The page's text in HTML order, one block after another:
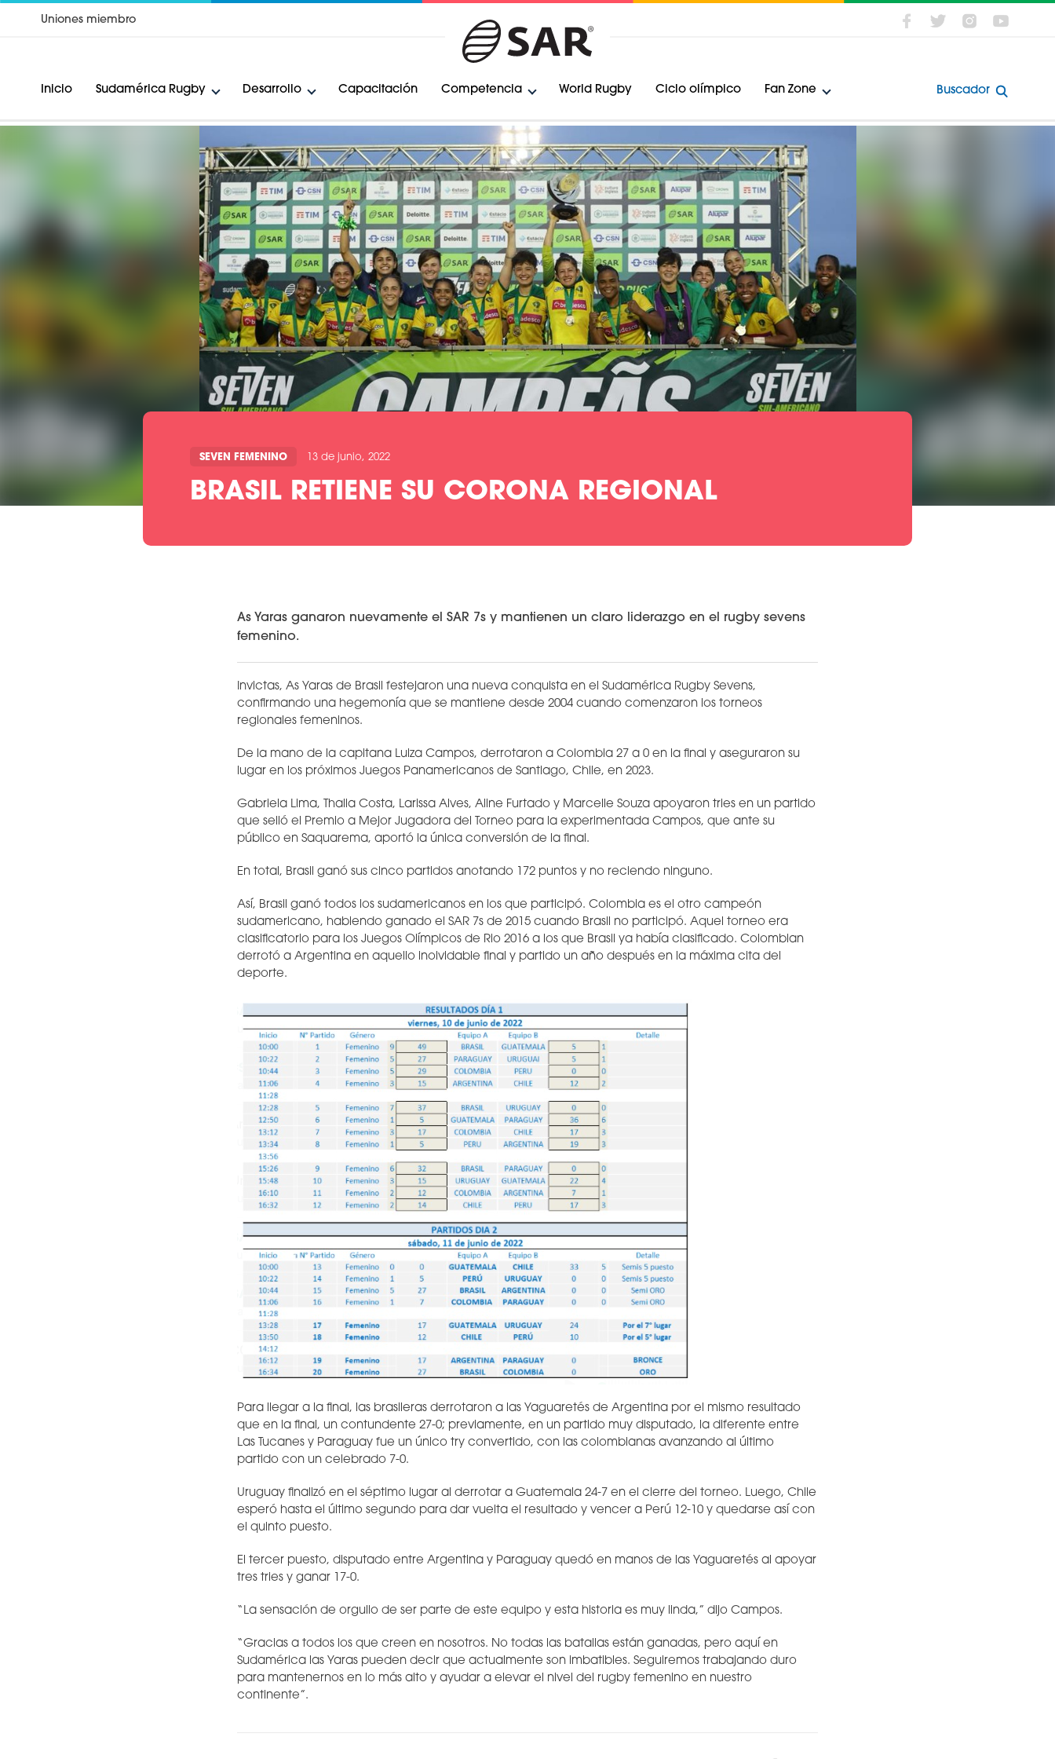
Uniones miembro
Inicio Sudamérica Rugby Desarrollo Capacitación Competencia World Rugby Ciclo olímpico Fan Zone Buscador
SEVEN FEMENINO 13 de junio, 2022
BRASIL RETIENE SU CORONA REGIONAL
As Yaras ganaron nuevamente el SAR 7s y mantienen un claro liderazgo en el rugby sevens
femenino.
Invictas, As Yaras de Brasil festejaron una nueva conquista en el Sudamérica Rugby Sevens,
confirmando una hegemonía que se mantiene desde 2004 cuando comenzaron los torneos
regionales femeninos.
De la mano de la capitana Luiza Campos, derrotaron a Colombia 27 a 0 en la final y aseguraron su
lugar en los próximos Juegos Panamericanos de Santiago, Chile, en 2023.
Gabriela Lima, Thalia Costa, Larissa Alves, Aline Furtado y Marcelle Souza apoyaron tries en un partido
que selló el Premio a Mejor Jugadora del Torneo para la experimentada Campos, que ante su
público en Saquarema, aportó la única conversión de la final.
En total, Brasil ganó sus cinco partidos anotando 172 puntos y no reciendo ninguno.
Así, Brasil ganó todos los sudamericanos en los que participó. Colombia es el otro campeón
sudamericano, habiendo ganado el SAR 7s de 2015 cuando Brasil no participó. Aquel torneo era
clasificatorio para los Juegos Olímpicos de Rio 2016 a los que Brasil ya había clasificado. Colombian
derrotó a Argentina en aquello inolvidable final y partido un año después en la máxima cita del
deporte.
Para llegar a la final, las brasileras derrotaron a las Yaguaretés de Argentina por el mismo resultado
que en la final, un contundente 27-0; previamente, en un partido muy disputado, la diferente entre
Las Tucanes y Paraguay fue un único try convertido, con las colombianas avanzando al último
partido con un celebrado 7-0.
Uruguay finalizó en el séptimo lugar al derrotar a Guatemala 24-7 en el cierre del torneo. Luego, Chile
esperó hasta el último segundo para dar vuelta el resultado y vencer a Perú 12-10 y quedarse así con
el quinto puesto.
El tercer puesto, disputado entre Argentina y Paraguay quedó en manos de las Yaguaretés al apoyar
tres tries y ganar 17-0.
“La sensación de orgullo de ser parte de este equipo y esta historia es muy linda,” dijo Campos.
“Gracias a todos los que creen en nosotros. No todas las batallas están ganadas, pero aquí en
Sudamérica las Yaras pueden decir que actualmente son imbatibles. Seguiremos trabajando duro
para mantenernos en lo más alto y ayudar a elevar el nivel del rugby femenino en nuestro
continente”.